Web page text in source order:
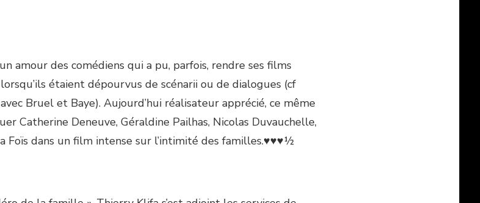
amour des comédiens qui a pu, parfois, rendre ses films
étaient dépourvus de scénarii ou de dialogues (cf
Bruel et Baye). Aujourd’hui réalisateur apprécié, ce même
Catherine Deneuve, Géraldine Pailhas, Nicolas Duvauchelle,
Foïs dans un film intense sur l’intimité des familles.♥♥♥½